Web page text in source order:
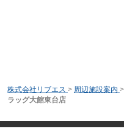
株式会社リブエス > 周辺施設案内 >
ラッグ大館東台店